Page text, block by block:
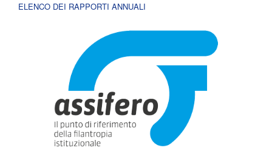
ELENCO DEI RAPPORTI ANNUALI